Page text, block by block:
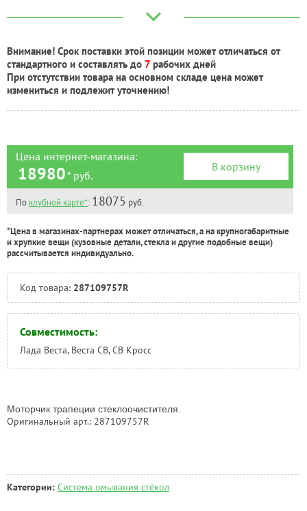
Под заказ
Самара:
Под заказ
Тверь:
Под заказ
Тюмень:
Под заказ
Внимание! Срок поставки этой позиции может отличаться от
стандартного и составлять до 7 рабочих дней
При отстутствии товара на основном складе цена может
измениться и подлежит уточнению!
Цена интернет-магазина:
18980* руб.
В корзину
По клубной карте*: 18075 руб.
*Цена в магазинах-партнерах может отличаться, а на крупногабаритные
и хрупкие вещи (кузовные детали, стекла и другие подобные вещи)
рассчитывается индивидуально.
Код товара: 287109757R
Совместимость:
Лада Веста, Веста СВ, СВ Кросс
Моторчик трапеции стеклоочистителя.
Оригинальный арт.: 287109757R
Категории: Система омывания стёкол